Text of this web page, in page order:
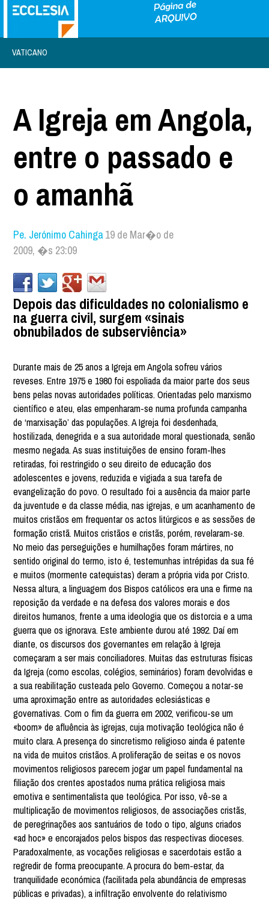
VATICANO
A Igreja em Angola,
entre o passado e
o amanhã
Pe. Jerónimo Cahinga19 de Mar�o de
2009, �s 23:09
Depois das dificuldades no colonialismo e
na guerra civil, surgem «sinais
obnubilados de subserviência»
Durante mais de 25 anos a Igreja em Angola sofreu vários
reveses. Entre 1975 e 1980 foi espoliada da maior parte dos seus
bens pelas novas autoridades políticas. Orientadas pelo marxismo
científico e ateu, elas empenharam-se numa profunda campanha
de ‘marxisação’ das populações. A Igreja foi desdenhada,
hostilizada, denegrida e a sua autoridade moral questionada, senão
mesmo negada. As suas instituições de ensino foram-lhes
retiradas, foi restringido o seu direito de educação dos
adolescentes e jovens, reduzida e vigiada a sua tarefa de
evangelização do povo. O resultado foi a ausência da maior parte
da juventude e da classe média, nas igrejas, e um acanhamento de
muitos cristãos em frequentar os actos litúrgicos e as sessões de
formação cristã. Muitos cristãos e cristãs, porém, revelaram-se.
No meio das perseguições e humilhações foram mártires, no
sentido original do termo, isto é, testemunhas intrépidas da sua fé
e muitos (mormente catequistas) deram a própria vida por Cristo.
Nessa altura, a linguagem dos Bispos católicos era una e firme na
reposição da verdade e na defesa dos valores morais e dos
direitos humanos, frente a uma ideologia que os distorcia e a uma
guerra que os ignorava. Este ambiente durou até 1992. Daí em
diante, os discursos dos governantes em relação à Igreja
começaram a ser mais conciliadores. Muitas das estruturas físicas
da Igreja (como escolas, colégios, seminários) foram devolvidas e
a sua reabilitação custeada pelo Governo. Começou a notar-se
uma aproximação entre as autoridades eclesiásticas e
governativas. Com o fim da guerra em 2002, verificou-se um
«boom» de afluência às igrejas, cuja motivação teológica não é
muito clara. A presença do sincretismo religioso ainda é patente
na vida de muitos cristãos. A proliferação de seitas e os novos
movimentos religiosos parecem jogar um papel fundamental na
filiação dos crentes apostados numa prática religiosa mais
emotiva e sentimentalista que teológica. Por isso, vê-se a
multiplicação de movimentos religiosos, de associações cristãs,
de peregrinações aos santuários de todo o tipo, alguns criados
«ad hoc» e encorajados pelos bispos das respectivas dioceses.
Paradoxalmente, as vocações religiosas e sacerdotais estão a
regredir de forma preocupante. A procura do bem-estar, da
tranquilidade económica (facilitada pela abundância de empresas
públicas e privadas), a infiltração envolvente do relativismo